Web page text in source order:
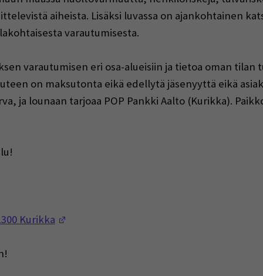
aiheista. Lisäksi luvassa on ajankohtainen
varautumisesta.
varautumisen eri osa-alueisiin ja tietoa oman
on maksutonta eikä edellytä jäsenyyttä eikä
ja lounaan tarjoaa POP Pankki Aalto (Kurikka).
Kurikka